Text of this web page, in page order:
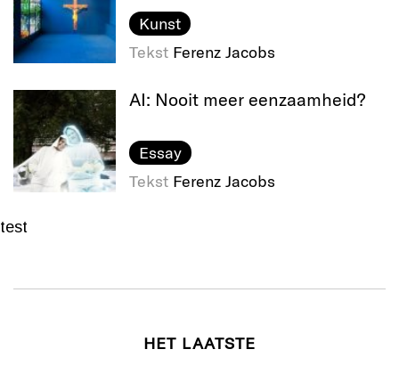
Kunst
Tekst Ferenz Jacobs
AI: Nooit meer eenzaamheid?
Essay
Tekst Ferenz Jacobs
test
HET LAATSTE